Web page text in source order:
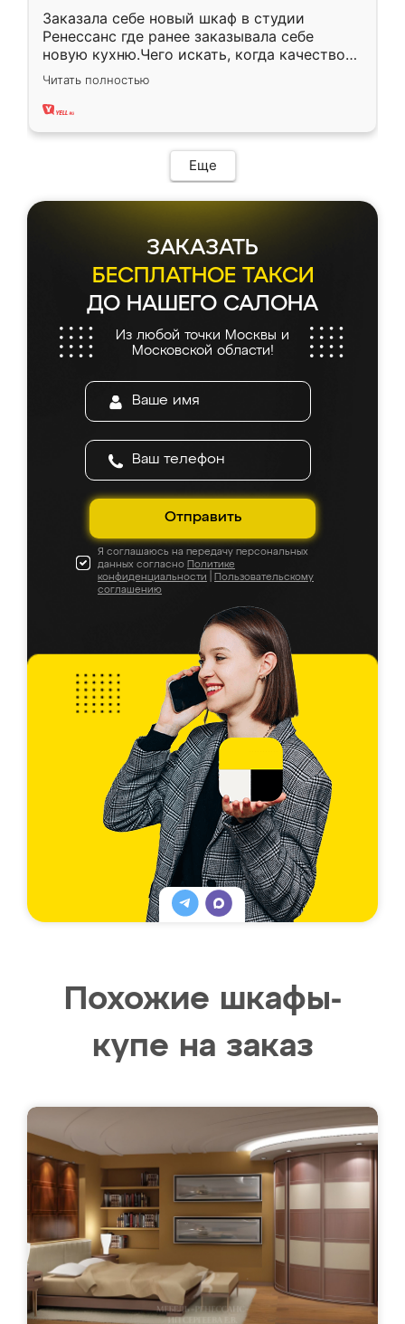
Заказала себе новый шкаф в студии
Ренессанс где ранее заказывала себе
новую кухню.Чего искать, когда качеством
вполне довольна. Служит кухня уже почти
два года, нареканий нет.
Читать полностью
Еще
ЗАКАЗАТЬ
БЕСПЛАТНОЕ ТАКСИ
ДО НАШЕГО САЛОНА
Из любой точки Москвы и
Московской области!
Отправить
Я соглашаюсь на передачу персональных
данных согласно Политике
конфиденциальности
Пользовательскому
соглашению
Похожие шкафы-
купе на заказ